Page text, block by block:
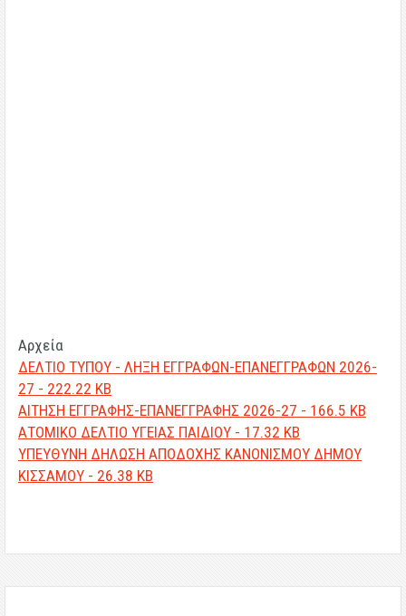
Αρχεία
ΔΕΛΤΙΟ ΤΥΠΟΥ - ΛΗΞΗ ΕΓΓΡΑΦΩΝ-ΕΠΑΝΕΓΓΡΑΦΩΝ 2026-
27 - 222.22 KB
ΑΙΤΗΣΗ ΕΓΓΡΑΦΗΣ-ΕΠΑΝΕΓΓΡΑΦΗΣ 2026-27 - 166.5 KB
ΑΤΟΜΙΚΟ ΔΕΛΤΙΟ ΥΓΕΙΑΣ ΠΑΙΔΙΟΥ - 17.32 KB
ΥΠΕΥΘΥΝΗ ΔΗΛΩΣΗ ΑΠΟΔΟΧΗΣ ΚΑΝΟΝΙΣΜΟΥ ΔΗΜΟΥ
ΚΙΣΣΑΜΟΥ - 26.38 KB